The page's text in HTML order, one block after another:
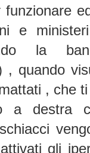
funzionare
e
la
, quando
, che
a destra
gli